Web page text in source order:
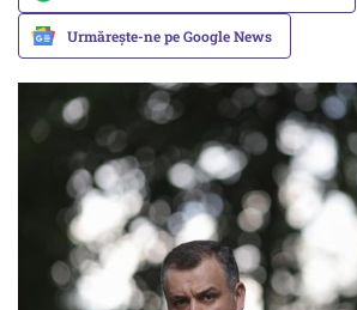
Urmărește-ne pe Google News